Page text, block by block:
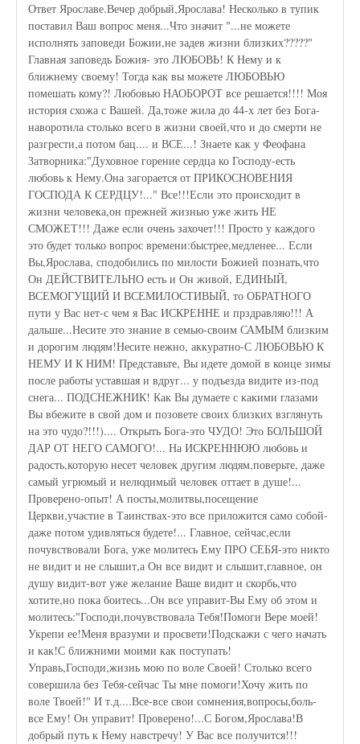
Ответ Ярославе.Вечер добрый,Ярослава! Несколько в тупик
поставил Ваш вопрос меня...Что значит "...не можете
исполнять заповеди Божии,не задев жизни близких?????"
Главная заповедь Божия- это ЛЮБОВЬ! К Нему и к
ближнему своему! Тогда как вы можете ЛЮБОВЬЮ
помешать кому?! Любовью НАОБОРОТ все решается!!!! Моя
история схожа с Вашей. Да,тоже жила до 44-х лет без Бога-
наворотила столько всего в жизни своей,что и до смерти не
разгрести,а потом бац.... и ВСЕ...! Знаете как у Феофана
Затворника:"Духовное горение сердца ко Господу-есть
любовь к Нему.Она загорается от ПРИКОСНОВЕНИЯ
ГОСПОДА К СЕРДЦУ!..." Все!!!Если это происходит в
жизни человека,он прежней жизнью уже жить НЕ
СМОЖЕТ!!! Даже если очень захочет!!! Просто у каждого
это будет только вопрос времени:быстрее,медленее... Если
Вы,Ярослава, сподобились по милости Божией познать,что
Он ДЕЙСТВИТЕЛЬНО есть и Он живой, ЕДИНЫЙ,
ВСЕМОГУЩИЙ И ВСЕМИЛОСТИВЫЙ, то ОБРАТНОГО
пути у Вас нет-с чем я Вас ИСКРЕННЕ и прздравляю!!! А
дальше...Несите это знание в семью-своим САМЫМ близким
и дорогим людям!Несите нежно, аккуратно-С ЛЮБОВЬЮ К
НЕМУ И К НИМ! Представьте, Вы идете домой в конце зимы
после работы уставшая и вдруг... у подъезда видите из-под
снега... ПОДСНЕЖНИК! Как Вы думаете с какими глазами
Вы вбежите в свой дом и позовете своих близких взглянуть
на это чудо?!!!).... Открыть Бога-это ЧУДО! Это БОЛЬШОЙ
ДАР ОТ НЕГО САМОГО!... На ИСКРЕННЮЮ любовь и
радость,которую несет человек другим людям,поверьте, даже
самый угрюмый и нелюдимый человек оттает в душе!...
Проверено-опыт! А посты,молитвы,посещение
Церкви,участие в Таинствах-это все приложится само собой-
даже потом удивляться будете!... Главное, сейчас,если
почувствовали Бога, уже молитесь Ему ПРО СЕБЯ-это никто
не видит и не слышит,а Он все видит и слышит,главное, он
душу видит-вот уже желание Ваше видит и скорбь,что
хотите,но пока боитесь...Он все управит-Вы Ему об этом и
молитесь:"Господи,почувствовала Тебя!Помоги Вере моей!
Укрепи ее!Меня вразуми и просвети!Подскажи с чего начать
и как!С ближними моими как поступать!
Управь,Господи,жизнь мою по воле Своей! Столько всего
совершила без Тебя-сейчас Ты мне помоги!Хочу жить по
воле Твоей!" И т.д....Все-все свои сомнения,вопросы,боль-
все Ему! Он управит! Проверено!...С Богом,Ярослава!В
добрый путь к Нему навстречу! У Вас все получится!!!